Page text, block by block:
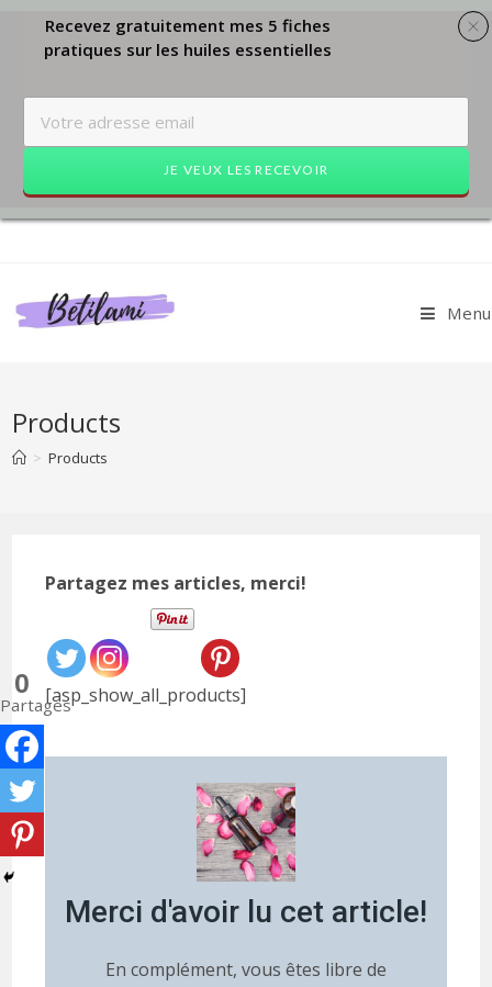
Menu
Products
> Products
Partagez mes articles, merci!
[asp_show_all_products]
Merci d'avoir lu cet article!
En complément, vous êtes libre de
0
Partages
Recevez gratuitement mes 5 fiches
pratiques sur les huiles essentielles
JE VEUX LES RECEVOIR